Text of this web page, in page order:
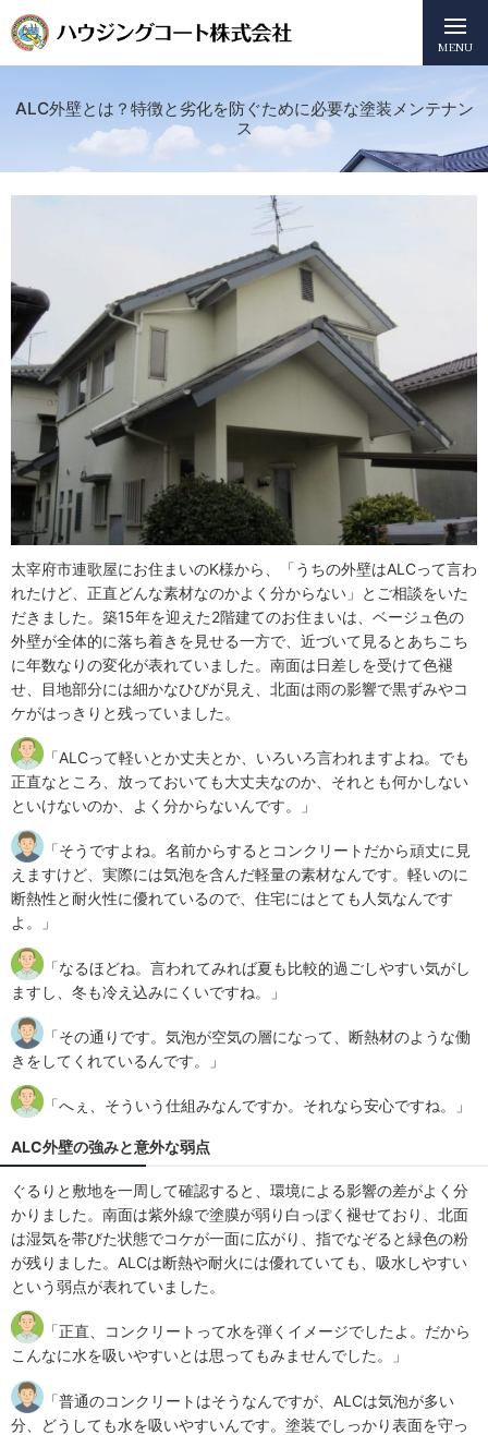
MENU
ALC外壁とは？特徴と劣化を防ぐために必要な塗装メンテナン
ス
太宰府市連歌屋にお住まいのK様から、「うちの外壁はALCって言わ
れたけど、正直どんな素材なのかよく分からない」とご相談をいた
だきました。築15年を迎えた2階建てのお住まいは、ベージュ色の
外壁が全体的に落ち着きを見せる一方で、近づいて見るとあちこち
に年数なりの変化が表れていました。南面は日差しを受けて色褪
せ、目地部分には細かなひびが見え、北面は雨の影響で黒ずみやコ
ケがはっきりと残っていました。
「ALCって軽いとか丈夫とか、いろいろ言われますよね。でも
正直なところ、放っておいても大丈夫なのか、それとも何かしない
といけないのか、よく分からないんです。」
「そうですよね。名前からするとコンクリートだから頑丈に見
えますけど、実際には気泡を含んだ軽量の素材なんです。軽いのに
断熱性と耐火性に優れているので、住宅にはとても人気なんです
よ。」
「なるほどね。言われてみれば夏も比較的過ごしやすい気がし
ますし、冬も冷え込みにくいですね。」
「その通りです。気泡が空気の層になって、断熱材のような働
きをしてくれているんです。」
「へぇ、そういう仕組みなんですか。それなら安心ですね。」
ALC外壁の強みと意外な弱点
ぐるりと敷地を一周して確認すると、環境による影響の差がよく分
かりました。南面は紫外線で塗膜が弱り白っぽく褪せており、北面
は湿気を帯びた状態でコケが一面に広がり、指でなぞると緑色の粉
が残りました。ALCは断熱や耐火には優れていても、吸水しやすい
という弱点が表れていました。
「正直、コンクリートって水を弾くイメージでしたよ。だから
こんなに水を吸いやすいとは思ってもみませんでした。」
「普通のコンクリートはそうなんですが、ALCは気泡が多い
分、どうしても水を吸いやすいんです。塗装でしっかり表面を守っ